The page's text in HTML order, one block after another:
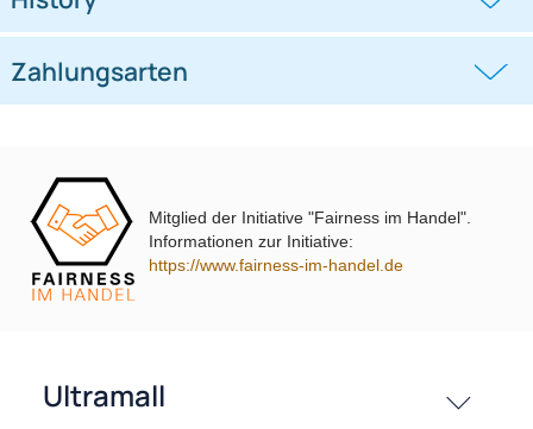
((0))
Lenkradfernbedienungsadapter
Mitglied der Initiative "Fairness im Handel".
Informationen zur Initiative:
https://www.fairness-im-handel.de